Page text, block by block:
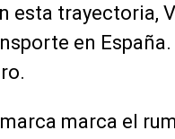
esta trayectoria,
en
marca el